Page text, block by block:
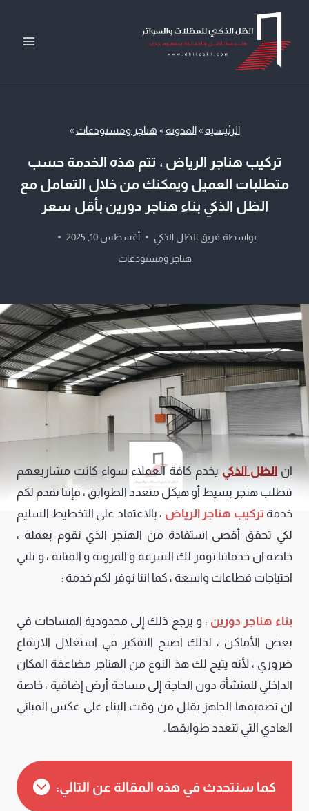
التجاوز
المحتوى
الرئيسية»المدونة» هناجر ومستودعات »
تركيب هناجر الرياض ، تتم هذه الخدمة حسب
متطلبات العميل ويمكنك من خلال التعامل مع
الظل الذكي بناء هناجر دورين بأقل سعر
بواسطة فريق الظل الذكي أغسطس 10, 2025
هناجر ومستودعات
انالظل الذكي يخدم كافة العملاء سواء كانت مشاريعهم
تتطلب هنجر بسيط أو هيكل متعدد الطوابق ، فإننا نقدم لكم
خدمةتركيب هناجر الرياض ، بالاعتماد على التخطيط السليم
لكي تحقق أقصى استفادة من الهنجر الذي نقوم بعمله ،
خاصة ان خدماتنا توفر لك السرعة و المرونة و المتانة ، و تلبي
احتياجات قطاعات واسعة ، كما اننا نوفر لكم خدمة :
بناء هناجر دورين ، و يرجع ذلك إلى محدودية المساحات في
بعض الأماكن ، لذلك اصبح التفكير في استغلال الارتفاع
ضروري ، لأنه يتيح لك هذ النوع من الهناجر مضاعفة المكان
الداخلي للمنشأة دون الحاجة إلى مساحة أرض إضافية ، خاصة
ان تصميمها الجاهز يقلل من وقت البناء على عكس المباني
العادي التي تتعدد طوابقها .
كما سنتحدث في هذه المقالة عن التالي: